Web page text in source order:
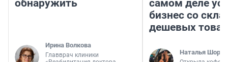
обнаружить
Ирина Волкова
Главврач клиники
самом деле
бизнес со
дешевых
Наталья